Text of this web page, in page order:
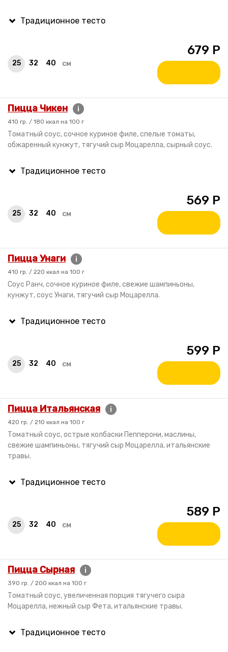
25 32 40 см
679 Р
Пицца Чикен i
410 гр. / 180 ккал на 100 г
Томатный соус, сочное куриное филе, спелые томаты,
обжаренный кунжут, тягучий сыр Моцарелла, сырный соус.
25 32 40 см
569 Р
Пицца Унаги i
410 гр. / 220 ккал на 100 г
Cоус Ранч, сочное куриное филе, свежие шампиньоны,
кунжут, соус Унаги, тягучий сыр Моцарелла.
25 32 40 см
599 Р
Пицца Итальянская i
420 гр. / 210 ккал на 100 г
Томатный соус, острые колбаски Пепперони, маслины,
свежие шампиньоны, тягучий сыр Моцарелла, итальянские
травы.
25 32 40 см
589 Р
Пицца Сырная i
390 гр. / 200 ккал на 100 г
Томатный соус, увеличенная порция тягучего сыра
Моцарелла, нежный сыр Фета, итальянские травы.